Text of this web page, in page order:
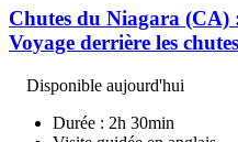
Chutes du Niagara (CA)
Voyage derrière les
Disponible aujourd'hui
Durée : 2h 30min